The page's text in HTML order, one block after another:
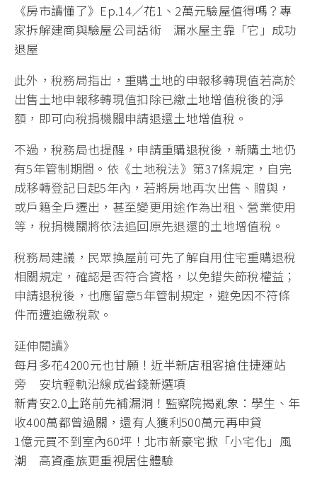
《房市讀懂了》Ep.14／花1、2萬元驗屋值得嗎？專
家拆解建商與驗屋公司話術 漏水屋主靠「它」成功
退屋
此外，稅務局指出，重購土地的申報移轉現值若高於
出售土地申報移轉現值扣除已繳土地增值稅後的淨
額，即可向稅捐機關申請退還土地增值稅。
不過，稅務局也提醒，申請重購退稅後，新購土地仍
有5年管制期間。依《土地稅法》第37條規定，自完
成移轉登記日起5年內，若將房地再次出售、贈與，
或戶籍全戶遷出，甚至變更用途作為出租、營業使用
等，稅捐機關將依法追回原先退還的土地增值稅。
稅務局建議，民眾換屋前可先了解自用住宅重購退稅
相關規定，確認是否符合資格，以免錯失節稅權益；
申請退稅後，也應留意5年管制規定，避免因不符條
件而遭追繳稅款。
延伸閱讀》
每月多花4200元也甘願！近半新店租客搶住捷運站
旁 安坑輕軌沿線成省錢新選項
新青安2.0上路前先補漏洞！監察院揭亂象：學生、年
收400萬都曾過關，還有人獲利500萬元再申貸
1億元買不到室內60坪！北市新豪宅掀「小宅化」風
潮 高資產族更重視居住體驗